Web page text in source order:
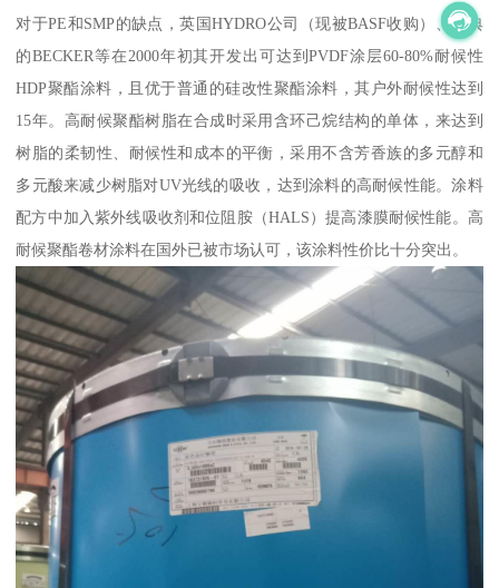
对于PE和SMP的缺点，英国HYDRO公司（现被BASF收购）、瑞典
的BECKER等在2000年初其开发出可达到PVDF涂层60-80%耐候性
HDP聚酯涂料，且优于普通的硅改性聚酯涂料，其户外耐候性达到
15年。高耐候聚酯树脂在合成时采用含环己烷结构的单体，来达到
树脂的柔韧性、耐候性和成本的平衡，采用不含芳香族的多元醇和
多元酸来减少树脂对UV光线的吸收，达到涂料的高耐候性能。涂料
配方中加入紫外线吸收剂和位阻胺（HALS）提高漆膜耐候性能。高
耐候聚酯卷材涂料在国外已被市场认可，该涂料性价比十分突出。